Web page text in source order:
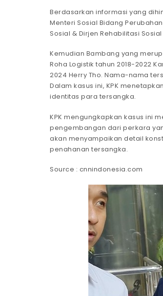
Berdasarkan informasi yang
Menteri Sosial Bidang
Sosial & Dirjen Rehabilitasi
Kemudian Bambang yang
Roha Logistik tahun 2018-2022
2024 Herry Tho. Nama-nama
Dalam kasus ini, KPK
identitas para tersangka.
KPK mengungkapkan kasus ini
pengembangan dari perkara
akan menyampaikan detail
penahanan tersangka.
Source : cnnindonesia.com